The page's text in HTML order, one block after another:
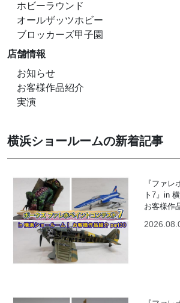
ホビーラウンド
オールザッツホビー
ブロッカーズ甲子園
店舗情報
お知らせ
お客様作品紹介
実演
横浜ショールームの新着記事
『ファ
ト7』in
お客様作